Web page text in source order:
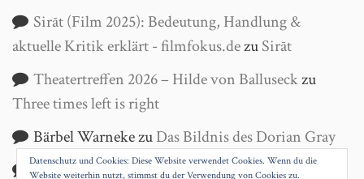
Sirāt (Film 2025): Bedeutung, Handlung &
aktuelle Kritik erklärt - filmfokus.dezuSirāt
Theatertreffen 2026 – Hilde von Balluseckzu
Three times left is right
Bärbel WarnekezuDas Bildnis des Dorian Gray
Helga WankezuAntigone
Datenschutz und Cookies: Diese Website verwendet Cookies. Wenn du die
Website weiterhin nutzt, stimmst du der Verwendung von Cookies zu.